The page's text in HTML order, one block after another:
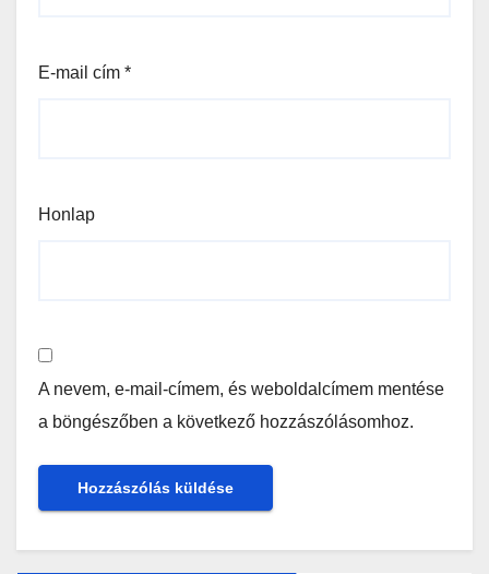
E-mail cím *
Honlap
A nevem, e-mail-címem, és weboldalcímem mentése
a böngészőben a következő hozzászólásomhoz.